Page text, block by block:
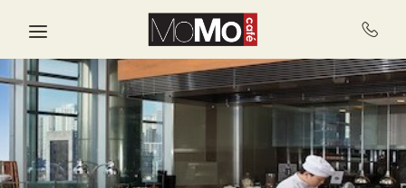
Skip to main content